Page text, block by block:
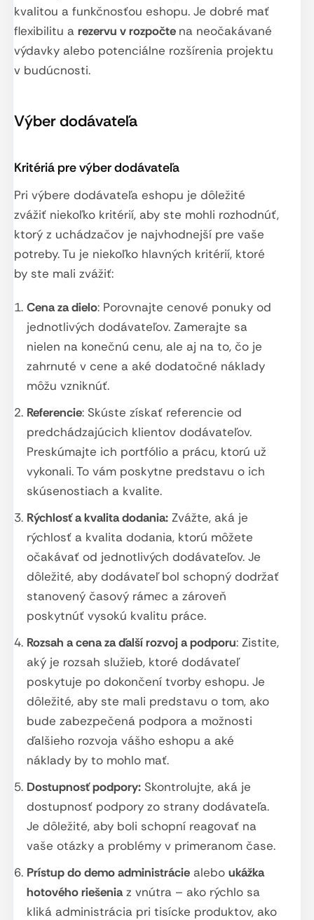
kvalitou a funkčnosťou eshopu. Je dobré mať
flexibilitu a rezervu v rozpočte na neočakávané
výdavky alebo potenciálne rozšírenia projektu
v budúcnosti.
Výber dodávateľa
Kritériá pre výber dodávateľa
Pri výbere dodávateľa eshopu je dôležité
zvážiť niekoľko kritérií, aby ste mohli rozhodnúť,
ktorý z uchádzačov je najvhodnejší pre vaše
potreby. Tu je niekoľko hlavných kritérií, ktoré
by ste mali zvážiť:
Cena za dielo: Porovnajte cenové ponuky od
jednotlivých dodávateľov. Zamerajte sa
nielen na konečnú cenu, ale aj na to, čo je
zahrnuté v cene a aké dodatočné náklady
môžu vzniknúť.
Referencie: Skúste získať referencie od
predchádzajúcich klientov dodávateľov.
Preskúmajte ich portfólio a prácu, ktorú už
vykonali. To vám poskytne predstavu o ich
skúsenostiach a kvalite.
Rýchlosť a kvalita dodania:Zvážte, aká je
rýchlosť a kvalita dodania, ktorú môžete
očakávať od jednotlivých dodávateľov. Je
dôležité, aby dodávateľ bol schopný dodržať
stanovený časový rámec a zároveň
poskytnúť vysokú kvalitu práce.
Rozsah a cena za ďalší rozvoj a podporu: Zistite,
aký je rozsah služieb, ktoré dodávateľ
poskytuje po dokončení tvorby eshopu. Je
dôležité, aby ste mali predstavu o tom, ako
bude zabezpečená podpora a možnosti
ďalšieho rozvoja vášho eshopu a aké
náklady by to mohlo mať.
Dostupnosť podpory:Skontrolujte, aká je
dostupnosť podpory zo strany dodávateľa.
Je dôležité, aby boli schopní reagovať na
vaše otázky a problémy v primeranom čase.
Prístup do demo administráciealebo ukážka
hotového riešeniaz vnútra – ako rýchlo sa
kliká administrácia pri tisícke produktov, ako